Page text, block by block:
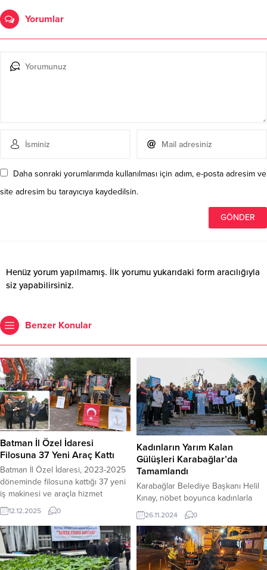
Yorumlar
Daha sonraki yorumlarımda kullanılması için adım, e-posta adresim ve
site adresim bu tarayıcıya kaydedilsin.
Henüz yorum yapılmamış. İlk yorumu yukarıdaki form aracılığıyla
siz yapabilirsiniz.
Benzer Konular
Batman İl Özel İdaresi
Filosuna 37 Yeni Araç Kattı
Batman İl Özel İdaresi, 2023-2025
döneminde filosuna kattığı 37 yeni
iş makinesi ve araçla hizmet
kapasitesini artırdı. Batman Valisi
Ekrem Canalp’in katılımıyla İl Özel
İdaresi’nde, kurumun iş makinesi
parkının güçlendirilmesi amacıyla
düzenlenen araç teslim töreni
yapıldı. Törene İl Özel İdaresi
12.12.2025 0
Kadınların Yarım Kalan
Gülüşleri Karabağlar’da
Tamamlandı
Karabağlar Belediye Başkanı Helil
Kınay, nöbet boyunca kadınlarla
birlikte alanda yer aldı ve ofisini
parka taşıyarak onlara eşlik etti.
26.11.2024 0